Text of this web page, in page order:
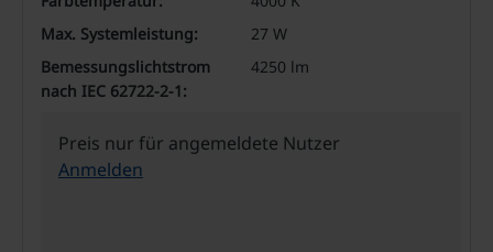
Max. Systemleistung:
27 W
Bemessungslichtstrom
nach IEC 62722-2-1:
4250 lm
Preis nur für angemeldete Nutzer
Anmelden